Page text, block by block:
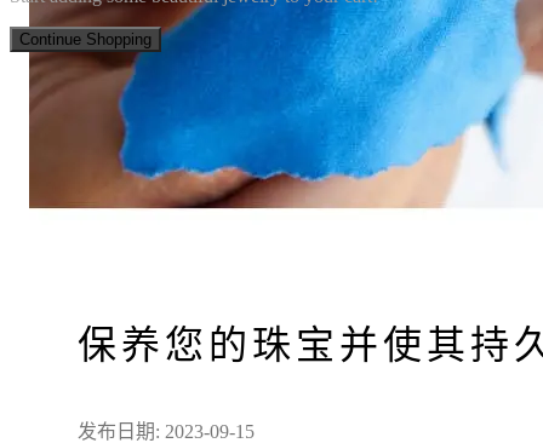
Continue Shopping
保养您的珠宝并使其持
发布日期: 2023-09-15